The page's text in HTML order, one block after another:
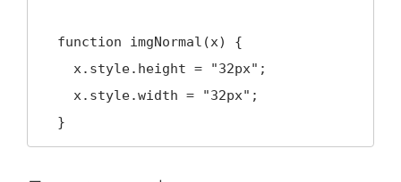
  }